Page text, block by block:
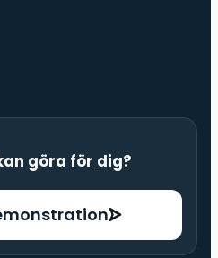
göra för dig?